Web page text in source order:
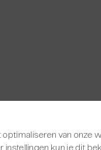
van onze
instellingen kun je dit